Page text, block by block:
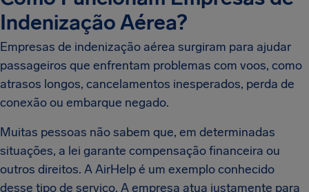
Indenização Aérea?
Empresas de indenização aérea surgiram para ajudar
passageiros que enfrentam problemas com voos, como
atrasos longos, cancelamentos inesperados, perda de
conexão ou embarque negado.
Muitas pessoas não sabem que, em determinadas
situações, a lei garante compensação financeira ou
outros direitos. A AirHelp é um exemplo conhecido
desse tipo de serviço. A empresa atua justamente para